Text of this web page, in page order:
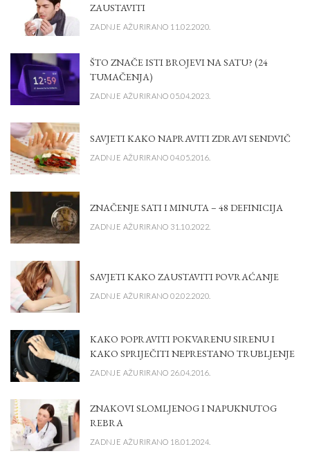
ZAUSTAVITI
ZADNJE AŽURIRANO 11.02.2020.
ŠTO ZNAČE ISTI BROJEVI NA SATU? (24
TUMAČENJA)
ZADNJE AŽURIRANO 05.04.2023.
SAVJETI KAKO NAPRAVITI ZDRAVI SENDVIČ
ZADNJE AŽURIRANO 04.05.2016.
ZNAČENJE SATI I MINUTA – 48 DEFINICIJA
ZADNJE AŽURIRANO 31.10.2022.
SAVJETI KAKO ZAUSTAVITI POVRAĆANJE
ZADNJE AŽURIRANO 02.02.2020.
KAKO POPRAVITI POKVARENU SIRENU I
KAKO SPRIJEČITI NEPRESTANO TRUBLJENJE
ZADNJE AŽURIRANO 26.04.2016.
ZNAKOVI SLOMLJENOG I NAPUKNUTOG
REBRA
ZADNJE AŽURIRANO 18.01.2024.